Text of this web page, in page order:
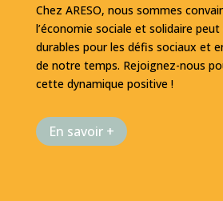
Chez ARESO, nous sommes
l’économie sociale et solidaire
durables pour les défis sociaux et
de notre temps. Rejoignez-nous
cette dynamique positive !
En savoir +